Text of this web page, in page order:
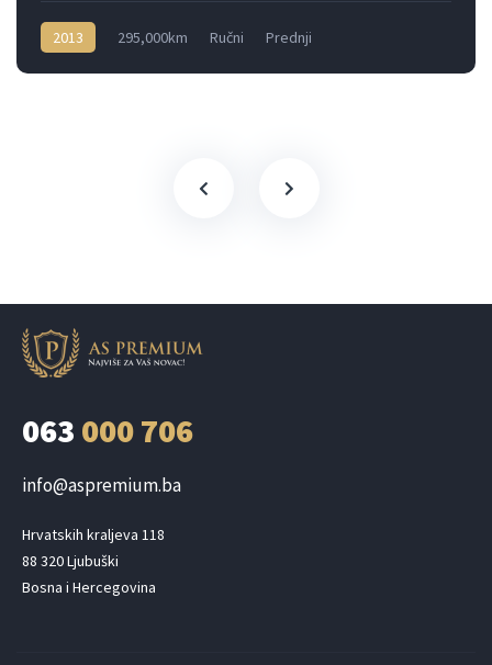
2013 295,000km Ručni Prednji
063 000 706
info@aspremium.ba
Hrvatskih kraljeva 118
88 320 Ljubuški
Bosna i Hercegovina